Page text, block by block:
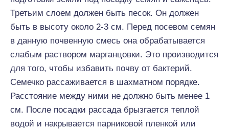
Третьим слоем должен быть песок. Он должен
быть в высоту около 2-3 см. Перед посевом семян
в данную почвенную смесь она обрабатывается
слабым раствором марганцовки. Это производится
для того, чтобы избавить почву от бактерий.
Семечко рассаживается в шахматном порядке.
Расстояние между ними не должно быть менее 1
см. После посадки рассада брызгается теплой
водой и накрывается парниковой пленкой или